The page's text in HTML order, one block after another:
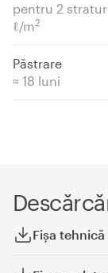
pentru 2
ℓ/m2
Păstrare
≈ 18 luni
Fişa tehnică